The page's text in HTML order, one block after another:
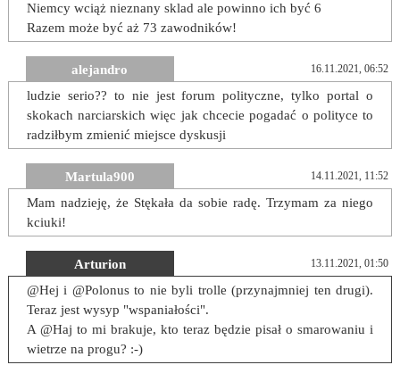
Niemcy wciąż nieznany sklad ale powinno ich być 6
Razem może być aż 73 zawodników!
alejandro 16.11.2021, 06:52
ludzie serio?? to nie jest forum polityczne, tylko portal o
skokach narciarskich więc jak chcecie pogadać o polityce to
radziłbym zmienić miejsce dyskusji
Martula900 14.11.2021, 11:52
Mam nadzieję, że Stękała da sobie radę. Trzymam za niego
kciuki!
Arturion 13.11.2021, 01:50
@Hej i @Polonus to nie byli trolle (przynajmniej ten drugi).
Teraz jest wysyp "wspaniałości".
A @Haj to mi brakuje, kto teraz będzie pisał o smarowaniu i
wietrze na progu? :-)